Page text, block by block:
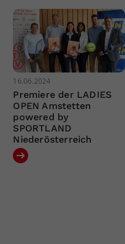
16.06.2024
Premiere der LADIES
OPEN Amstetten
powered by
SPORTLAND
Niederösterreich